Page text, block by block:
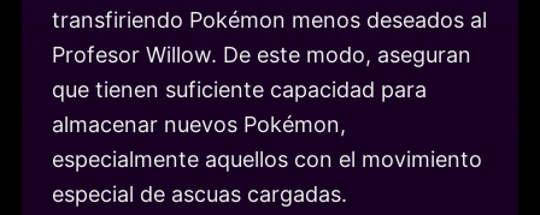
transfiriendo Pokémon menos deseados al
Profesor Willow. De este modo, aseguran
que tienen suficiente capacidad para
almacenar nuevos Pokémon,
especialmente aquellos con el movimiento
especial de ascuas cargadas.